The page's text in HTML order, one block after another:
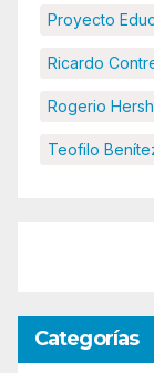
Proyecto
Ricardo
Rogerio
Teofilo
Categorías